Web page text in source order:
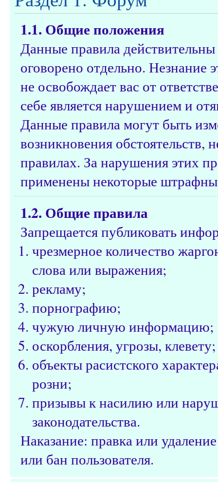
1.1. Общие положения
Данные правила
оговорено отдельно. Незнание
не освобождает вас от
себе является нарушением и
Данные правила могут быть
возникновения
правилах. За нарушения этих
применены некоторые
1.2. Общие правила
Запрещается публиковать
чрезмерное количество
слова или выражения;
рекламу;
порнографию;
чужую личную информацию;
оскорбления, угрозы, клевету;
объекты расистского
розни;
призывы к насилию или
законодательства.
Наказание: правка или
или бан пользователя.